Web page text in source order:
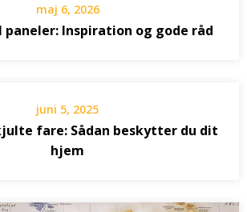
maj 6, 2026
paneler: Inspiration og gode råd
juni 5, 2025
fare: Sådan beskytter du dit
hjem